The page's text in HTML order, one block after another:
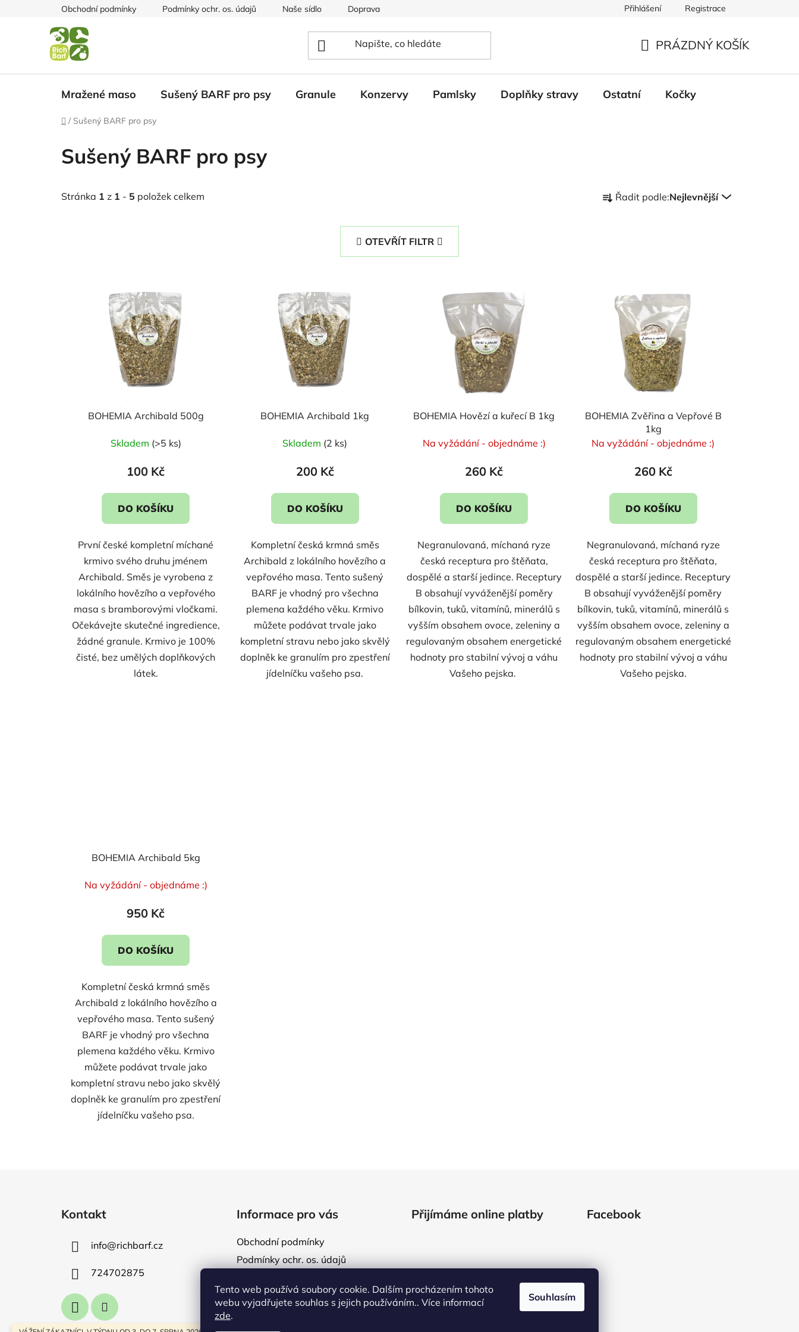
Tento web používá soubory cookie. Dalším procházením tohoto
webu vyjadřujete souhlas s jejich používáním.. Více informací
zde.
Souhlasím
Obchodní podmínky Podmínky ochr. os. údajů Naše sídlo Doprava Přihlášení Registrace
KOŠÍK
PRÁZDNÝ KOŠÍK
Mražené maso Sušený BARF pro psy Granule Konzervy Pamlsky Doplňky stravy Ostatní Kočky
Domů
/ Sušený BARF pro psy
Sušený BARF pro psy
Stránka 1 z 1 - 5 položek celkem
a Řadit podle:Nejlevnější
OTEVŘÍT FILTR
BOHEMIA Archibald 500g
Skladem (>5 ks)
100 Kč
DO KOŠÍKU
První české kompletní míchané
krmivo svého druhu jménem
Archibald. Směs je vyrobena z
lokálního hovězího a vepřového
masa s bramborovými vločkami.
Očekávejte skutečné ingredience,
žádné granule. Krmivo je 100%
čisté, bez umělých doplňkových
látek.
BOHEMIA Archibald 1kg
Skladem (2 ks)
200 Kč
DO KOŠÍKU
Kompletní česká krmná směs
Archibald z lokálního hovězího a
vepřového masa. Tento sušený
BARF je vhodný pro všechna
plemena každého věku. Krmivo
můžete podávat trvale jako
kompletní stravu nebo jako skvělý
doplněk ke granulím pro zpestření
jídelníčku vašeho psa.
BOHEMIA Hovězí a kuřecí B 1kg
Na vyžádání - objednáme :)
260 Kč
DO KOŠÍKU
Negranulovaná, míchaná ryze
česká receptura pro štěňata,
dospělé a starší jedince. Receptury
B obsahují vyváženější poměry
bílkovin, tuků, vitamínů, minerálů s
vyšším obsahem ovoce, zeleniny a
regulovaným obsahem energetické
hodnoty pro stabilní vývoj a váhu
Vašeho pejska.
BOHEMIA Zvěřina a Vepřové B
1kg
Na vyžádání - objednáme :)
260 Kč
DO KOŠÍKU
Negranulovaná, míchaná ryze
česká receptura pro štěňata,
dospělé a starší jedince. Receptury
B obsahují vyváženější poměry
bílkovin, tuků, vitamínů, minerálů s
vyšším obsahem ovoce, zeleniny a
regulovaným obsahem energetické
hodnoty pro stabilní vývoj a váhu
Vašeho pejska.
BOHEMIA Archibald 5kg
Na vyžádání - objednáme :)
950 Kč
DO KOŠÍKU
Kompletní česká krmná směs
Archibald z lokálního hovězího a
vepřového masa. Tento sušený
BARF je vhodný pro všechna
plemena každého věku. Krmivo
můžete podávat trvale jako
kompletní stravu nebo jako skvělý
doplněk ke granulím pro zpestření
jídelníčku vašeho psa.
p
r
v
k
Kontakt
info@richbarf.cz
724702875
Informace pro vás
Obchodní podmínky
Podmínky ochr. os. údajů
Doprava
Přijímáme online platby Facebook